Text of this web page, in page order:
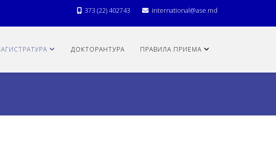
373 (22) 402743 international@ase.md
ДОКТОРАНТУРА ПРАВИЛА ПРИЕМА